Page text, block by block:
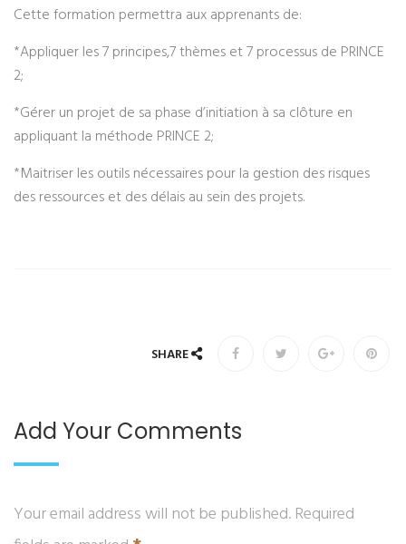
Cette formation permettra aux apprenants de:
*Appliquer les 7 principes,7 thèmes et 7 processus de PRINCE
2;
*Gérer un projet de sa phase d’initiation à sa clôture en
appliquant la méthode PRINCE 2;
*Maitriser les outils nécessaires pour la gestion des risques
des ressources et des délais au sein des projets.
SHARE
Add Your Comments
Your email address will not be published. Required